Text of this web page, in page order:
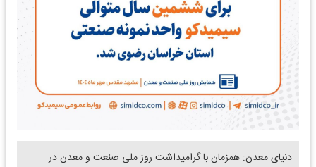
دنیای معدن: همزمان با گرامیداشت روز ملی صنعت و معدن در